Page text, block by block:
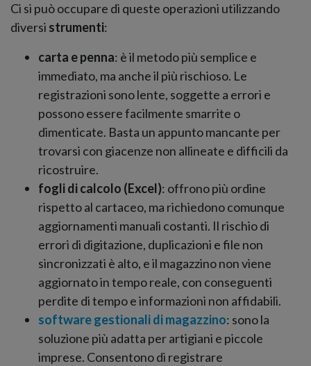
Ci si può occupare di queste operazioni utilizzando
diversi strumenti:
carta e penna: è il metodo più semplice e
immediato, ma anche il più rischioso. Le
registrazioni sono lente, soggette a errori e
possono essere facilmente smarrite o
dimenticate. Basta un appunto mancante per
trovarsi con giacenze non allineate e difficili da
ricostruire.
fogli di calcolo (Excel): offrono più ordine
rispetto al cartaceo, ma richiedono comunque
aggiornamenti manuali costanti. Il rischio di
errori di digitazione, duplicazioni e file non
sincronizzati è alto, e il magazzino non viene
aggiornato in tempo reale, con conseguenti
perdite di tempo e informazioni non affidabili.
software gestionalidi magazzino: sono la
soluzione più adatta per artigiani e piccole
imprese. Consentono di registrare